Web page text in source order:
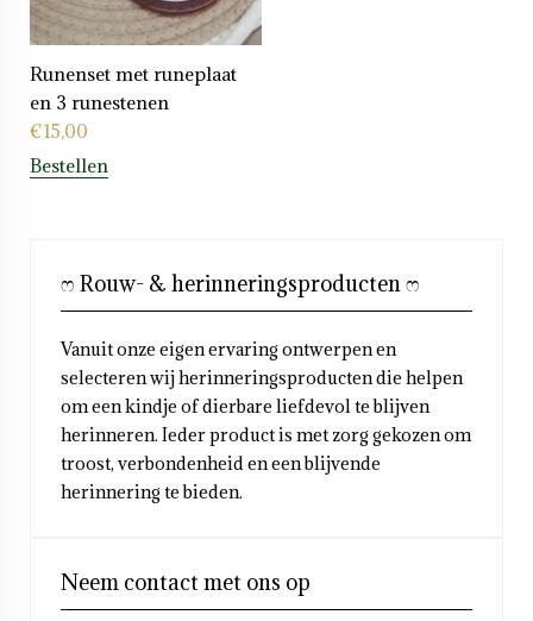
Runenset met runeplaat
en 3 runestenen
€15,00
Bestellen
ෆ Rouw- & herinneringsproducten ෆ
Vanuit onze eigen ervaring ontwerpen en
selecteren wij herinneringsproducten die helpen
om een kindje of dierbare liefdevol te blijven
herinneren. Ieder product is met zorg gekozen om
troost, verbondenheid en een blijvende
herinnering te bieden.
Neem contact met ons op